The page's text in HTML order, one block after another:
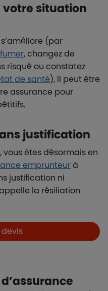
votre situation
(par
fumer, changez de
risqué ou constatez
de santé), il peut être
assurance pour
justification
, vous êtes désormais en
emprunteurà
justification ni
la résiliation